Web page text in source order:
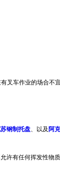
叉车作业的场合不
苏钢制托盘、以及 阿
许有任何挥发性物